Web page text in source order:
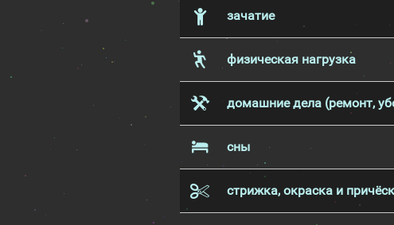
зачатие
физическая нагрузка
домашние дела (ремонт,
сны
стрижка, окраска и